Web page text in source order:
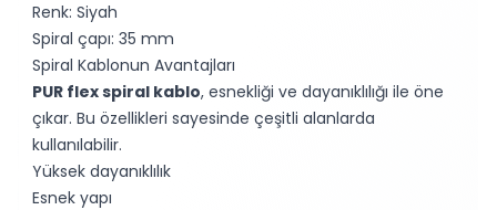
Renk: Siyah
Spiral çapı: 35 mm
Spiral Kablonun Avantajları
PUR flex spiral kablo, esnekliği ve dayanıklılığı ile öne
çıkar. Bu özellikleri sayesinde çeşitli alanlarda
kullanılabilir.
Yüksek dayanıklılık
Esnek yapı